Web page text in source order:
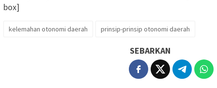
box]
kelemahan otonomi daerah prinsip-prinsip otonomi daerah
SEBARKAN